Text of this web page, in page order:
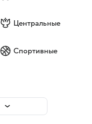
Центральные
Спортивные